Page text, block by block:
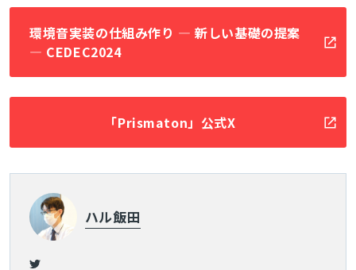
環境音実装の仕組み作り ― 新しい基礎の提案
― CEDEC2024
「Prismaton」公式X
ハル飯田